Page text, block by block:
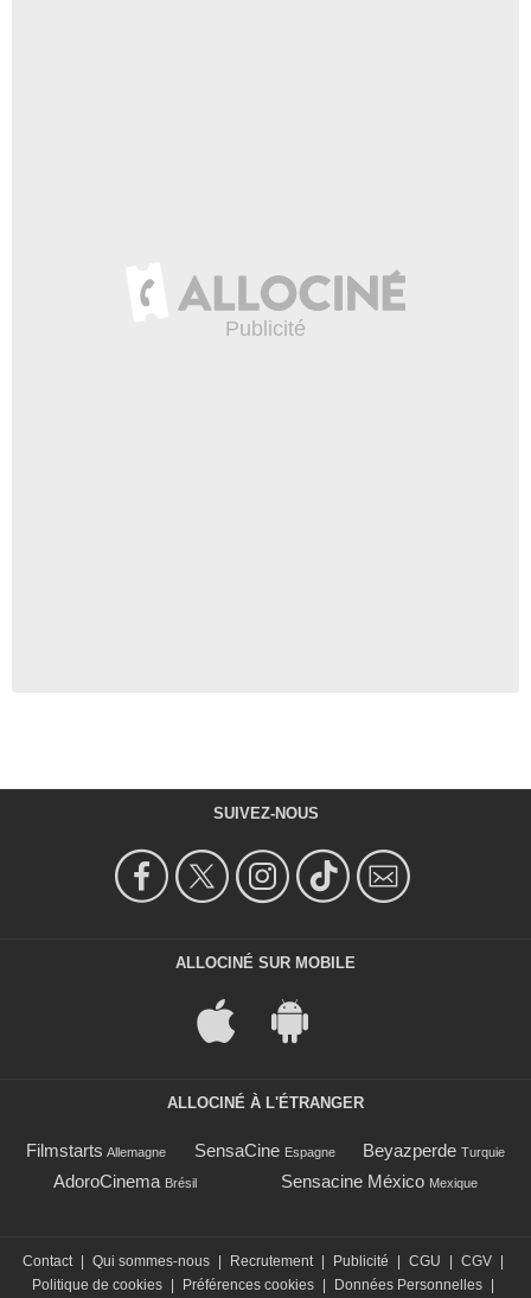
SUIVEZ-NOUS
ALLOCINÉ SUR MOBILE
ALLOCINÉ À L'ÉTRANGER
Filmstarts Allemagne SensaCine Espagne Beyazperde Turquie
AdoroCinema Brésil Sensacine México Mexique
Contact | Qui sommes-nous | Recrutement | Publicité | CGU | CGV |
Politique de cookies | Préférences cookies | Données Personnelles |